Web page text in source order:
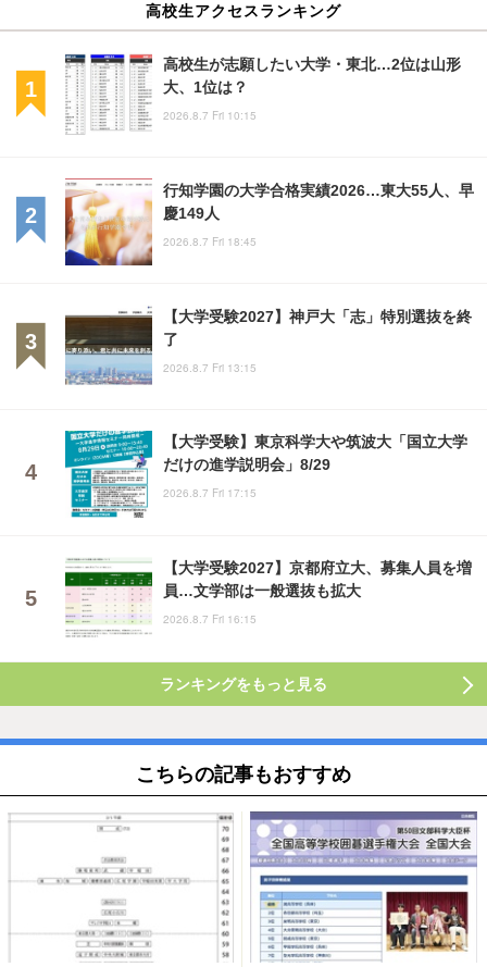
高校生アクセスランキング
高校生が志願したい大学・東北…2位は山形
大、1位は？
2026.8.7 Fri 10:15
行知学園の大学合格実績2026…東大55人、早
慶149人
2026.8.7 Fri 18:45
【大学受験2027】神戸大「志」特別選抜を終
了
2026.8.7 Fri 13:15
【大学受験】東京科学大や筑波大「国立大学
だけの進学説明会」8/29
2026.8.7 Fri 17:15
【大学受験2027】京都府立大、募集人員を増
員…文学部は一般選抜も拡大
2026.8.7 Fri 16:15
ランキングをもっと見る
こちらの記事もおすすめ